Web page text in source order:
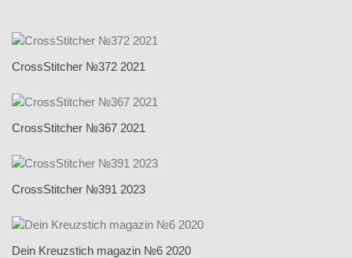
CrossStitcher №372 2021
CrossStitcher №367 2021
CrossStitcher №391 2023
Dein Kreuzstich magazin №6 2020